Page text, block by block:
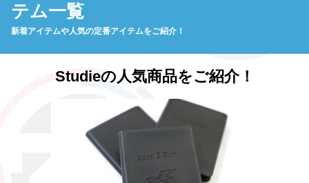
テム一覧
新着アイテムや人気の定番アイテムをご紹介！
Studieの人気商品をご紹介！